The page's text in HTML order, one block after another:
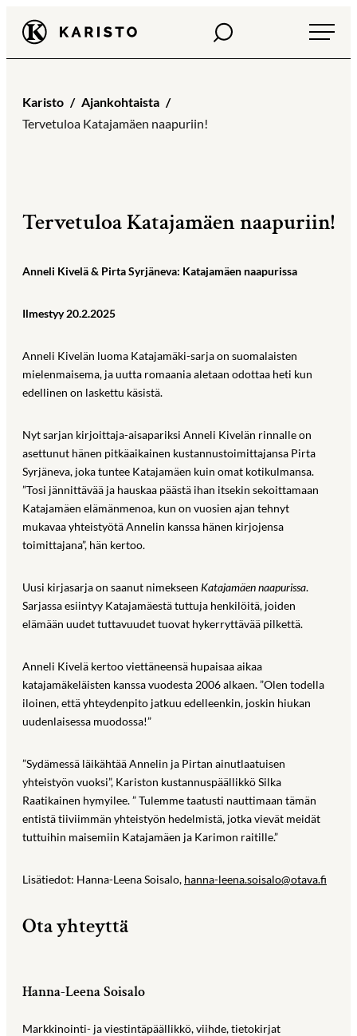
Siirry
suoraan
sisältöön
Karisto Haku
Karisto
Ajankohtaista
Tervetuloa Katajamäen naapuriin!
Tervetuloa Katajamäen naapuriin!
​Anneli Kivelä & Pirta Syrjäneva: Katajamäen naapurissa
Ilmestyy 20.2.2025
Anneli Kivelän luoma Katajamäki-sarja on suomalaisten
mielenmaisema, ja uutta romaania aletaan odottaa heti kun
edellinen on laskettu käsistä.
Nyt sarjan kirjoittaja-aisapariksi Anneli Kivelän rinnalle on
asettunut hänen pitkäaikainen kustannustoimittajansa Pirta
Syrjäneva, joka tuntee Katajamäen kuin omat kotikulmansa.
”Tosi jännittävää ja hauskaa päästä ihan itsekin sekoittamaan
Katajamäen elämänmenoa, kun on vuosien ajan tehnyt
mukavaa yhteistyötä Annelin kanssa hänen kirjojensa
toimittajana”, hän kertoo.
Uusi kirjasarja on saanut nimekseen Katajamäen naapurissa.
Sarjassa esiintyy Katajamäestä tuttuja henkilöitä, joiden
elämään uudet tuttavuudet tuovat hykerryttävää pilkettä.
Anneli Kivelä kertoo viettäneensä hupaisaa aikaa
katajamäkeläisten kanssa vuodesta 2006 alkaen. ”Olen todella
iloinen, että yhteydenpito jatkuu edelleenkin, joskin hiukan
uudenlaisessa muodossa!”
”Sydämessä läikähtää Annelin ja Pirtan ainutlaatuisen
yhteistyön vuoksi”, Kariston kustannuspäällikkö Silka
Raatikainen hymyilee. ” Tulemme taatusti nauttimaan tämän
entistä tiiviimmän yhteistyön hedelmistä, jotka vievät meidät
tuttuihin maisemiin Katajamäen ja Karimon raitille.”
Lisätiedot: Hanna-Leena Soisalo, hanna-leena.soisalo@otava.fi
Ota yhteyttä
Hanna-Leena Soisalo
Markkinointi- ja viestintäpäällikkö, viihde, tietokirjat